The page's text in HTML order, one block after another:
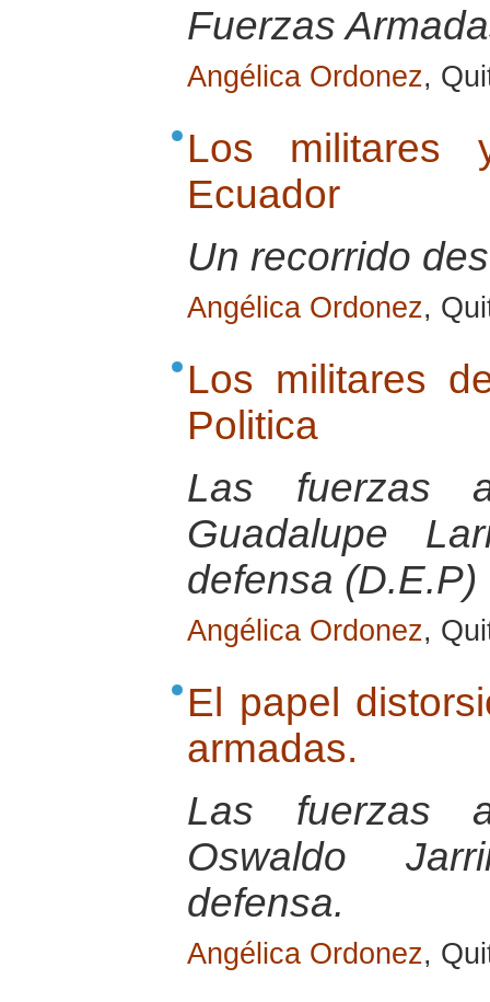
Fuerzas
Angélica Ordonez,
Los
Ecuador
Un recorrido
Angélica Ordonez,
Los militares
Politica
Las fuerzas
Guadalupe
defensa (D.E.P)
Angélica Ordonez,
El papel
armadas.
Las fuerzas
Oswaldo
defensa.
Angélica Ordonez,